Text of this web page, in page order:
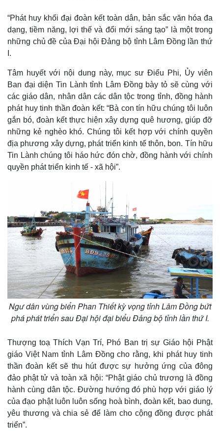
Thế giới
Quan sát
Cuộc sống đó đây
Hồ sơ
Multimedia
Ảnh
E-Magazine
Infographic
“Phát huy khối đại đoàn kết toàn dân, bản sắc văn hóa đa
dạng, tiềm năng, lợi thế và đổi mới sáng tạo” là một trong
những chủ đề của Đại hội Đảng bộ tỉnh Lâm Đồng lần thứ
I.
Tâm huyết với nội dung này, mục sư Điểu Phi, Ủy viên
Ban đại diện Tin Lành tỉnh Lâm Đồng bày tỏ sẽ cùng với
các giáo dân, nhân dân các dân tộc trong tỉnh, đồng hành
phát huy tinh thần đoàn kết: “Bà con tín hữu chúng tôi luôn
gắn bó, đoàn kết thực hiện xây dựng quê hương, giúp đỡ
những kẻ nghèo khó. Chúng tôi kết hợp với chính quyền
địa phương xây dựng, phát triển kinh tế thôn, bon. Tín hữu
Tin Lành chúng tôi háo hức đón chờ, đồng hành với chính
quyền phát triển kinh tế - xã hội”.
Ngư dân vùng biển Phan Thiết kỳ vọng tỉnh Lâm Đồng bứt
phá phát triển sau Đại hội đại biểu Đảng bộ tỉnh lần thứ I.
Thượng toạ Thích Vạn Trí, Phó Ban trị sự Giáo hội Phật
giáo Việt Nam tỉnh Lâm Đồng cho rằng, khi phát huy tinh
thần đoàn kết sẽ thu hút được sự hưởng ứng của đông
đảo phật tử và toàn xã hội: “Phật giáo chủ trương là đồng
hành cùng dân tộc. Đường hướng đó phù hợp với giáo lý
của đạo phật luôn luôn sống hoà bình, đoàn kết, bao dung,
yêu thương và chia sẻ để làm cho cộng đồng được phát
triển”.